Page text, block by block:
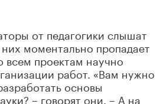
от педагогики слышат
моментально пропадает
всем проектам научно
работ. «Вам нужно
основы
– говорят они. – А на